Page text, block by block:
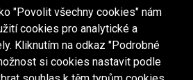
O webu
informace
údajů (GDPR)
"Povolit všechny cookies" nám
cookies pro analytické a
Kliknutím na odkaz "Podrobné
si cookies nastavit podle